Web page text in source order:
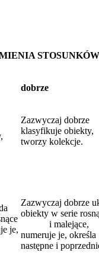
dobrze
je,
Zazwyczaj dobrze
klasyfikuje obiekty,
tworzy kolekcje.
Zazwyczaj dobrze
obiekty w serie
i malejące,
numeruje je, określa
następne i